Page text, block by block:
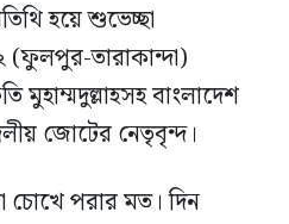
হয়ে শুভেচ্ছা
(ফুলপুর-তারাকান্দা)
বাংলাদেশ
জোটের নেতৃবৃন্দ।
চোখে পরার মত। দিন